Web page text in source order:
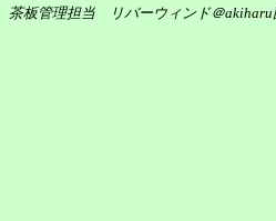
茶板管理担当 リバーウィンド＠akiharu